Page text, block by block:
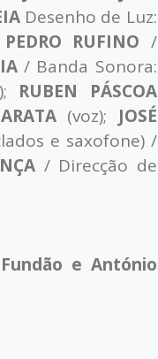
Desenho de Luz:
PEDRO RUFINO /
/ Banda Sonora:
RUBEN PÁSCOA
(voz); JOSÉ
e saxofone) /
/ Direcção de
e António